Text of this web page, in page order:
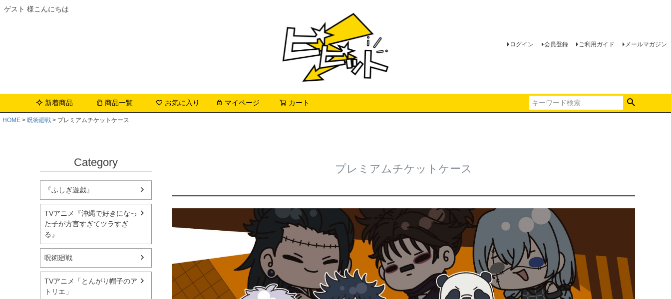
ゲスト 様こんにちは
ログイン 会員登録 ご利用ガイド メールマガジン
新着商品 商品一覧 お気に入り マイページ カート
HOME 呪術廻戦 プレミアムチケットケース
Category
『ふしぎ遊戯』
TVアニメ『沖縄で好きになっ
た子が方言すぎてツラすぎ
る』
呪術廻戦
TVアニメ「とんがり帽子のア
トリエ」
プレミアムチケットケース